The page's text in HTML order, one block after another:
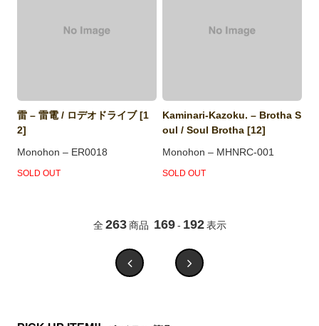
雷 – 雷電 / ロデオドライブ [1
2]
Monohon – ER0018
SOLD OUT
Kaminari-Kazoku. – Brotha S
oul / Soul Brotha [12]
Monohon – MHNRC-001
SOLD OUT
全 263 商品 169 - 192 表示